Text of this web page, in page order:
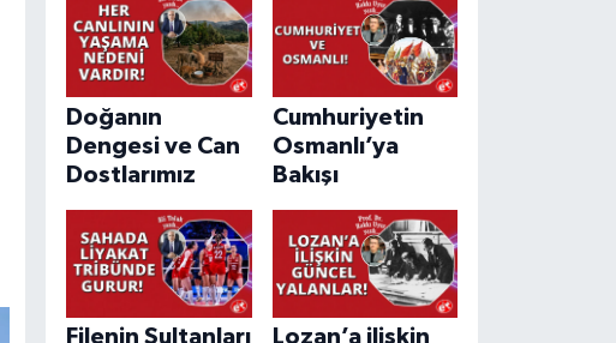
Doğanın
Dengesi ve Can
Dostlarımız
Cumhuriyetin
Osmanlı’ya
Bakışı
Filenin Sultanları Lozan’a ilişkin